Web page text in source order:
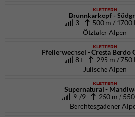
KLETTERN
Brunnkarkopf -
3
500 m / 1700
Ötztaler Alpen
KLETTERN
Pfeilerwechsel - Cresta Berdo
8+
295 m / 750
Julische Alpen
KLETTERN
Supernatural -
9-/9
250 m /
Berchtesgadener